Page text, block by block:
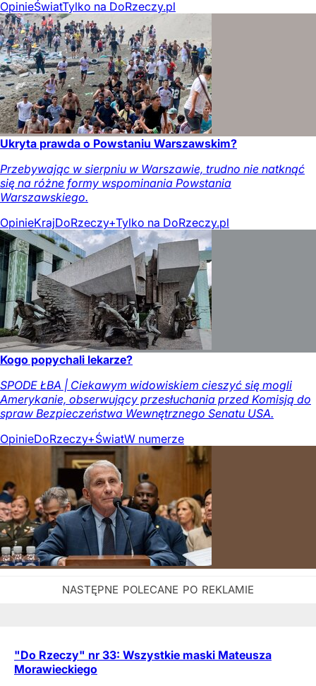
OpinieŚwiatTylko na DoRzeczy.pl
Ukryta prawda o Powstaniu Warszawskim?
Przebywając w sierpniu w Warszawie, trudno nie natknąć
się na różne formy wspominania Powstania
Warszawskiego.
OpinieKrajDoRzeczy+Tylko na DoRzeczy.pl
Kogo popychali lekarze?
SPODE ŁBA | Ciekawym widowiskiem cieszyć się mogli
Amerykanie, obserwujący przesłuchania przed Komisją do
spraw Bezpieczeństwa Wewnętrznego Senatu USA.
OpinieDoRzeczy+ŚwiatW numerze
"Do Rzeczy" nr 33: Wszystkie maski Mateusza
Morawieckiego